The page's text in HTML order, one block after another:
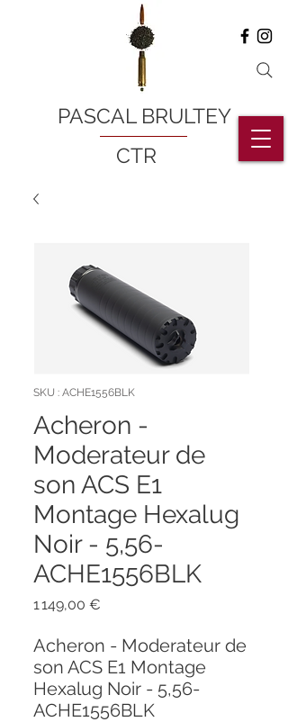
PASCAL BRULTEY
CTR
SKU : ACHE1556BLK
Acheron -
Moderateur de
son ACS E1
Montage Hexalug
Noir - 5,56-
ACHE1556BLK
1 149,00 €
Acheron - Moderateur de
son ACS E1 Montage
Hexalug Noir - 5,56-
ACHE1556BLK